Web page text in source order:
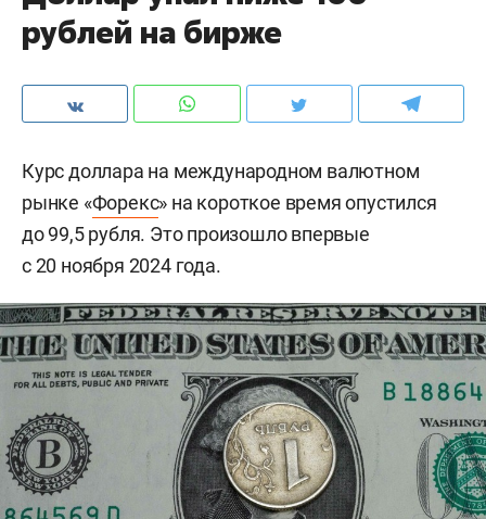
рублей на бирже
Курс доллара на международном валютном
рынке «Форекс» на короткое время опустился
до 99,5 рубля. Это произошло впервые
с 20 ноября 2024 года.